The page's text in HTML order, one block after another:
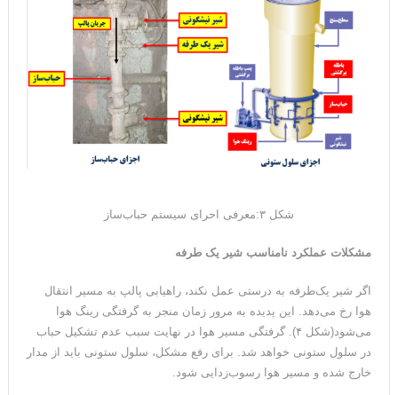
شکل ۳:معرفی احرای سیستم حباب‌ساز
مشکلات عملکرد نامناسب شیر یک طرفه
اگر شیر یک‌طرفه به درستی عمل نکند، راهیابی پالپ به مسیر انتقال
هوا رخ می‌دهد. این پدیده به مرور زمان منجر به گرفتگی رینگ هوا
می‌شود(شکل ۴). گرفتگی مسیر هوا در نهایت سبب عدم تشکیل حباب
در سلول ستونی خواهد شد. برای رفع مشکل، سلول ستونی باید از مدار
خارج شده و مسیر هوا رسوب‌زدایی شود.